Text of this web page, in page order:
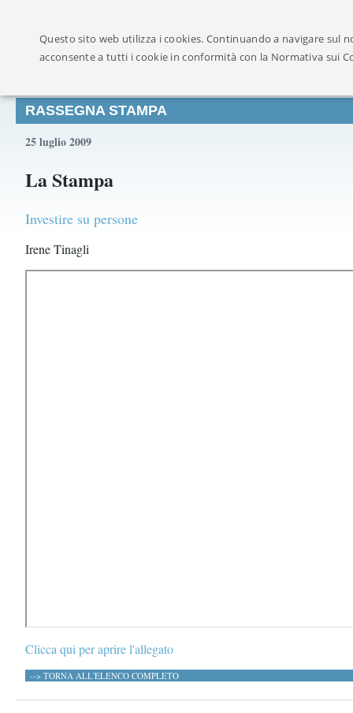
RASSEGNA STAMPA
25 luglio 2009
La Stampa
Investire su persone
Irene Tinagli
Clicca qui per aprire l'allegato
--> TORNA ALL'ELENCO COMPLETO
Questo sito web utilizza i cookies. Continuando a navigare sul
acconsente a tutti i cookie in conformità con la Normativa sui